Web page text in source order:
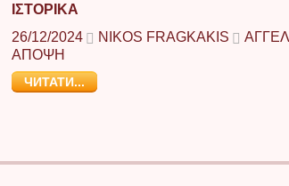
ΙΣΤΟΡΙΚΆ
26/12/2024
NIKOS FRAGKAKIS
ΑΠΟΨΗ
ЧИТАТИ...